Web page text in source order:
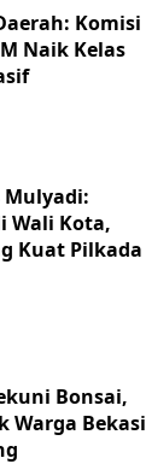
Komisi
Naik Kelas
Mulyadi:
Wali Kota,
Kuat Pilkada
Bonsai,
Warga Bekasi